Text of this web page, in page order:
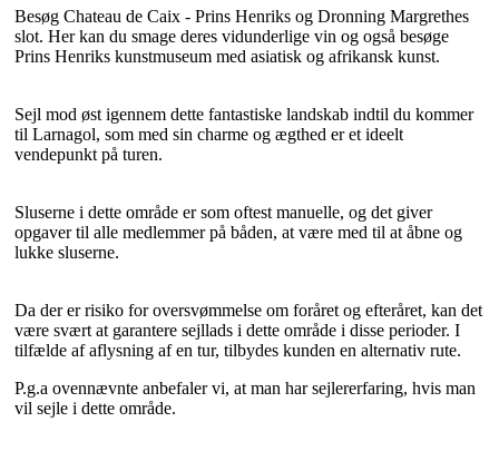
Besøg Chateau de Caix - Prins Henriks og Dronning Margrethes
slot. Her kan du smage deres vidunderlige vin og også besøge
Prins Henriks kunstmuseum med asiatisk og afrikansk kunst.
Sejl mod øst igennem dette fantastiske landskab indtil du kommer
til Larnagol, som med sin charme og ægthed er et ideelt
vendepunkt på turen.
Sluserne i dette område er som oftest manuelle, og det giver
opgaver til alle medlemmer på båden, at være med til at åbne og
lukke sluserne.
Da der er risiko for oversvømmelse om foråret og efteråret, kan det
være svært at garantere sejllads i dette område i disse perioder. I
tilfælde af aflysning af en tur, tilbydes kunden en alternativ rute.
P.g.a ovennævnte anbefaler vi, at man har sejlererfaring, hvis man
vil sejle i dette område.